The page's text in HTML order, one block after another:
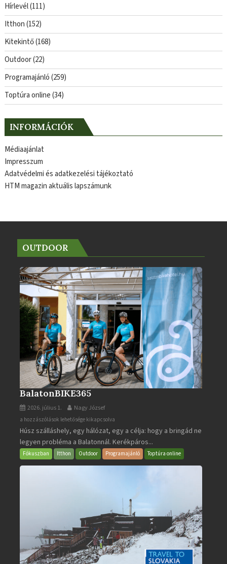
Hírlevél(111)
Itthon(152)
Kitekintő(168)
Outdoor(22)
Programajánló(259)
Toptúra online(34)
INFORMÁCIÓK
Médiaajánlat
Impresszum
Adatvédelmi és adatkezelési tájékoztató
HTM magazin aktuális lapszámunk
OUTDOOR
BalatonBIKE365
2026. július 1. Nagy József
BalatonBIKE365
bejegyzéshez
a hozzászólások lehetősége kikapcsolva
Húsz szálláshely, egy hálózat, egy a célja: hogy a bringád ne
legyen probléma a Balatonnál. Kerékpáros...
Fókuszban Itthon Outdoor Programajánló Toptúra online